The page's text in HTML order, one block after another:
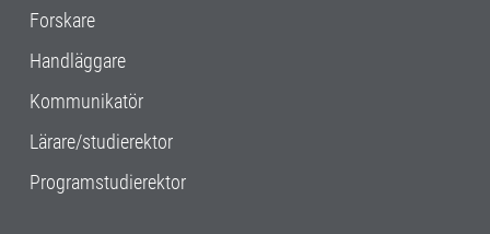
Forskare
Handläggare
Kommunikatör
Lärare/studierektor
Programstudierektor